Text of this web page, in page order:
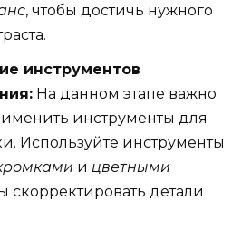
, чтобы достичь нужного
инструментов
На данном этапе важно
инструменты для
Используйте инструменты
и цветными
скорректировать детали